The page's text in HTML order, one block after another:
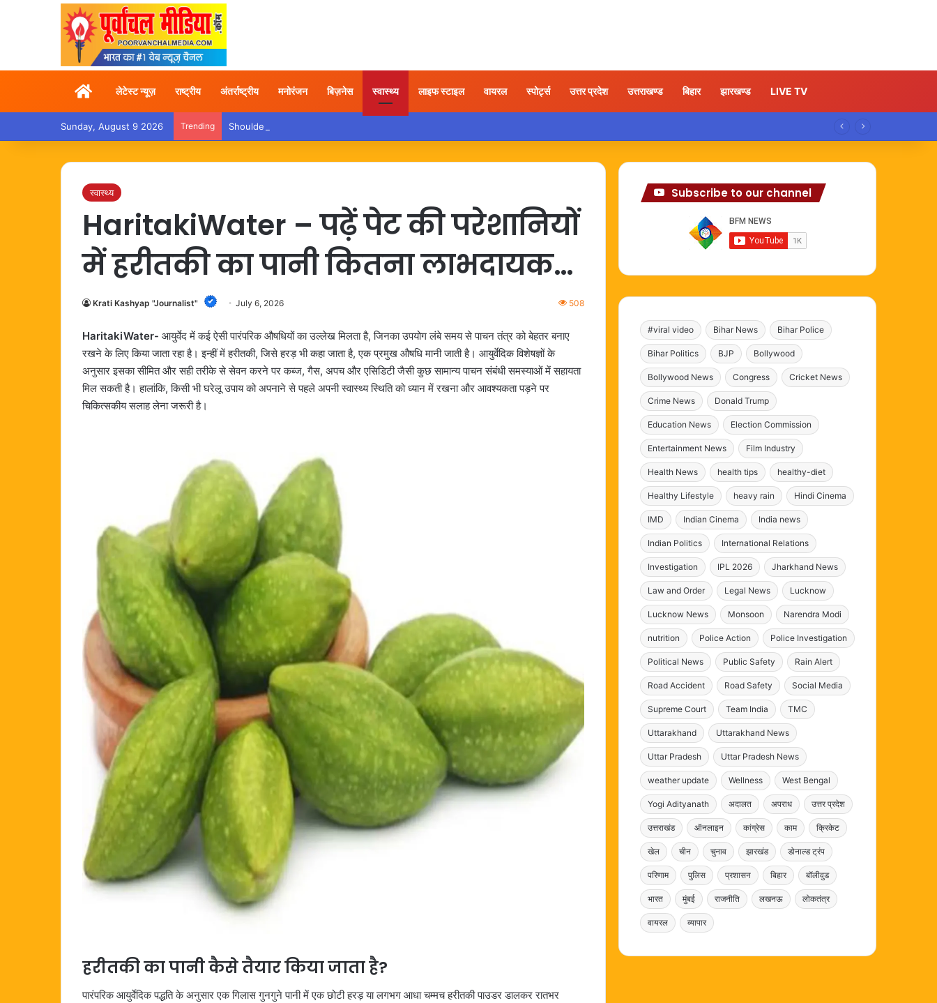
Homeलेटेस्ट न्यूज़ राष्ट्रीय अंतर्राष्ट्रीय मनोरंजन बिज़नेस स्वास्थ्य लाइफ स्टाइल वायरल स्पोर्ट्स उत्तर प्रदेश उत्तराखण्ड बिहार झारखण्ड LIVE TV
Sunday, August 9 2026 Trending Shoulder Pain – कांवड़ यात्रा के बाद कंधे में दर्द हो तो अपनाएं ये आसान उपाय
स्वास्थ्य
HaritakiWater – पढ़ें पेट की परेशानियों
में हरीतकी का पानी कितना लाभदायक…
Krati Kashyap "Journalist" July 6, 2026 508
HaritakiWater- आयुर्वेद में कई ऐसी पारंपरिक औषधियों का उल्लेख मिलता है, जिनका उपयोग लंबे समय से पाचन तंत्र को बेहतर बनाए
रखने के लिए किया जाता रहा है। इन्हीं में हरीतकी, जिसे हरड़ भी कहा जाता है, एक प्रमुख औषधि मानी जाती है। आयुर्वेदिक विशेषज्ञों के
अनुसार इसका सीमित और सही तरीके से सेवन करने पर कब्ज, गैस, अपच और एसिडिटी जैसी कुछ सामान्य पाचन संबंधी समस्याओं में सहायता
मिल सकती है। हालांकि, किसी भी घरेलू उपाय को अपनाने से पहले अपनी स्वास्थ्य स्थिति को ध्यान में रखना और आवश्यकता पड़ने पर
चिकित्सकीय सलाह लेना जरूरी है।
हरीतकी का पानी कैसे तैयार किया जाता है?
पारंपरिक आयुर्वेदिक पद्धति के अनुसार एक गिलास गुनगुने पानी में एक छोटी हरड़ या लगभग आधा चम्मच हरीतकी पाउडर डालकर रातभर
Subscribe to our channel
#viral video Bihar News Bihar Police
Bihar Politics BJP Bollywood
Bollywood News Congress Cricket News
Crime News Donald Trump
Education News Election Commission
Entertainment News Film Industry
Health News health tips healthy-diet
Healthy Lifestyle heavy rain Hindi Cinema
IMD Indian Cinema India news
Indian Politics International Relations
Investigation IPL 2026 Jharkhand News
Law and Order Legal News Lucknow
Lucknow News Monsoon Narendra Modi
nutrition Police Action Police Investigation
Political News Public Safety Rain Alert
Road Accident Road Safety Social Media
Supreme Court Team India TMC
Uttarakhand Uttarakhand News
Uttar Pradesh Uttar Pradesh News
weather update Wellness West Bengal
Yogi Adityanath अदालत अपराध उत्तर प्रदेश
उत्तराखंड ऑनलाइन कांग्रेस काम क्रिकेट
खेल चीन चुनाव झारखंड डोनाल्ड ट्रंप
परिणाम पुलिस प्रशासन बिहार बॉलीवुड
भारत मुंबई राजनीति लखनऊ लोकतंत्र
वायरल व्यापार